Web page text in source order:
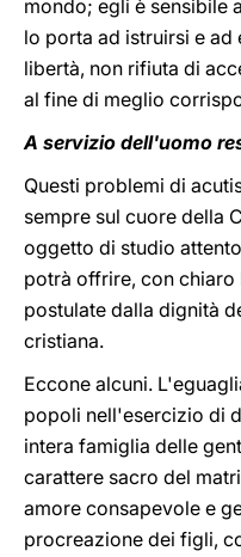
mondo; egli è sensibile
lo porta ad istruirsi e ad
libertà, non rifiuta di
al fine di meglio
A servizio dell'uomo
Questi problemi di
sempre sul cuore della
oggetto di studio
potrà offrire, con
postulate dalla dignità
cristiana.
Eccone alcuni.
popoli nell'esercizio di
intera famiglia delle
carattere sacro del
amore consapevole e
procreazione dei figli,